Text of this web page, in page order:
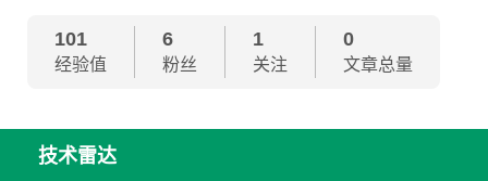
101
经验值
6
粉丝
1
关注
0
文章总量
技术雷达